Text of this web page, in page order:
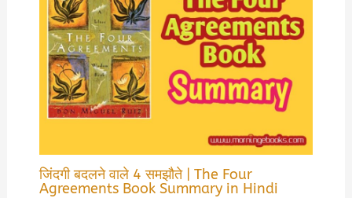
जिंदगी बदलने वाले 4 समझौते | The Four
Agreements Book Summary in Hindi